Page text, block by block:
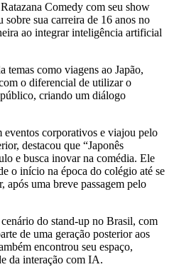
Comedy com seu show
sua carreira de 16 anos no
ao integrar inteligência artificial
temas como viagens ao Japão,
o diferencial de utilizar o
criando um diálogo
eventos corporativos e viajou pelo
destacou que “Japonês
e busca inovar na comédia. Ele
o início na época do colégio até se
após uma breve passagem pelo
do stand-up no Brasil, com
de uma geração posterior aos
encontrou seu espaço,
da interação com IA.